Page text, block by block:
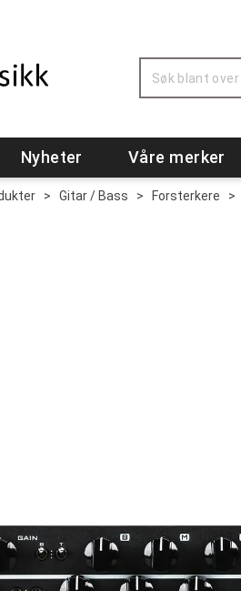
Nyheter Våre merker
> Gitar / Bass > Forsterkere >